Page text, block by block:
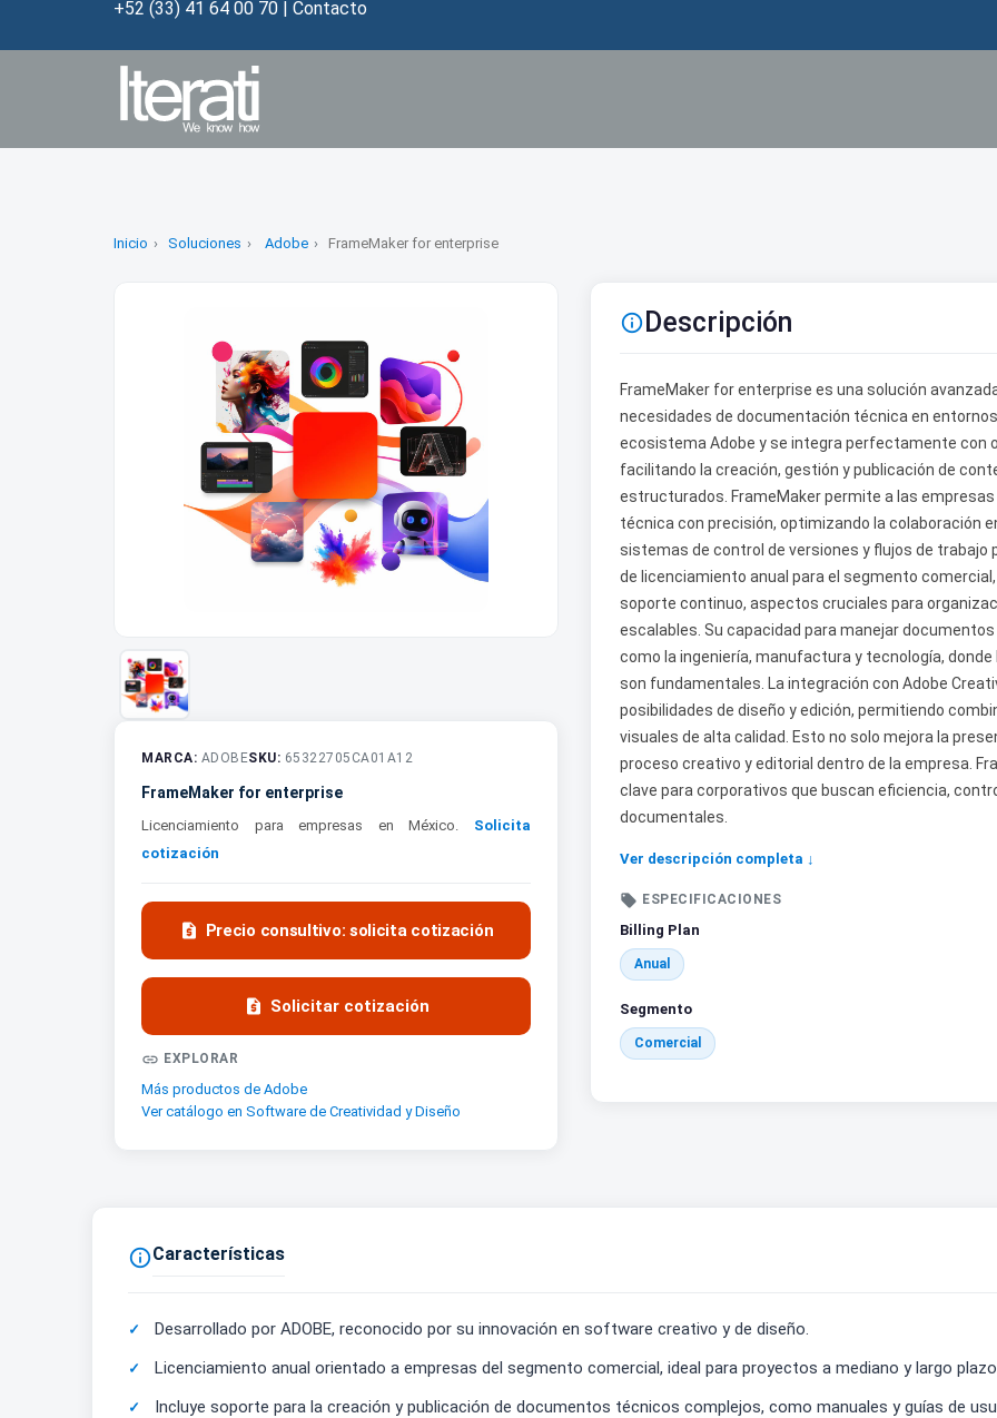
+52 (33) 41 64 00 70 | Contacto
Inicio Soluciones Adobe FrameMaker for enterprise
MARCA: ADOBESKU: 65322705CA01A12
FrameMaker for enterprise
Licenciamiento para empresas en México. Solicita
cotización
 Precio consultivo: solicita cotización
 Solicitar cotización
 EXPLORAR
Más productos de Adobe
Ver catálogo en Software de Creatividad y Diseño
 Descripción
FrameMaker for enterprise es una solución
necesidades de documentación técnica en
ecosistema Adobe y se integra perfectamente con
facilitando la creación, gestión y publicación de
estructurados. FrameMaker permite a las
técnica con precisión, optimizando la colaboración
sistemas de control de versiones y flujos de trabajo
de licenciamiento anual para el segmento
soporte continuo, aspectos cruciales para
escalables. Su capacidad para manejar
como la ingeniería, manufactura y tecnología,
son fundamentales. La integración con Adobe
posibilidades de diseño y edición, permitiendo
visuales de alta calidad. Esto no solo mejora la
proceso creativo y editorial dentro de la empresa.
clave para corporativos que buscan eficiencia,
documentales.
Ver descripción completa ↓
 ESPECIFICACIONES
Billing Plan
Anual
Segmento
Comercial
Características
Desarrollado por ADOBE, reconocido por su innovación en software creativo y de diseño.
Licenciamiento anual orientado a empresas del segmento comercial, ideal para proyectos a mediano y largo
Incluye soporte para la creación y publicación de documentos técnicos complejos, como manuales y guías de